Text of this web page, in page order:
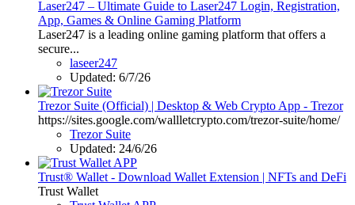
Laser247 – Ultimate Guide to Laser247 Login, Registration,
App, Games & Online Gaming Platform
Laser247 is a leading online gaming platform that offers a
secure...
laseer247
Updated: 6/7/26
Trezor Suite (Official) | Desktop & Web Crypto App - Trezor
https://sites.google.com/wallletcrypto.com/trezor-suite/home/
Trezor Suite
Updated: 24/6/26
Trust® Wallet - Download Wallet Extension | NFTs and DeFi
Trust Wallet